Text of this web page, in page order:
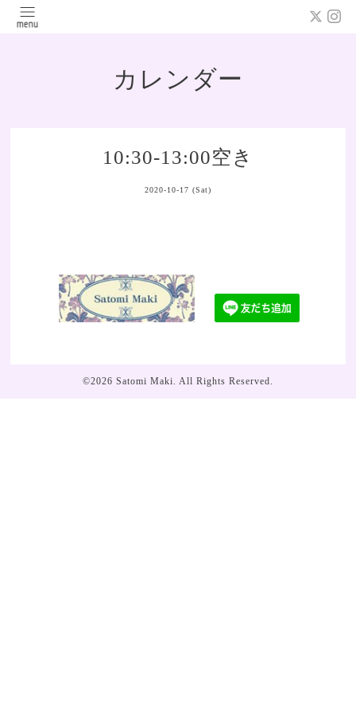
カレンダー
10:30-13:00空き
2020-10-17 (Sat)
©2026 Satomi Maki. All Rights Reserved.